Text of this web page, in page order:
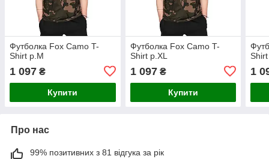
Футболка Fox Camo T-
Shirt р.М
1 097 ₴
Купити
Футболка Fox Camo T-
Shirt р.XL
1 097₴
Купити
1
Про нас
99% позитивних з 81 відгука за рік